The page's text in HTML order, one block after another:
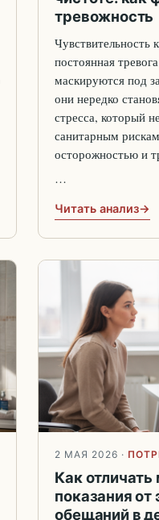
тревожность
Чувствительность
постоянная
маскируются под
они нередко
стресса, который
санитарным
осторожностью и
…
Читать анализ
2 МАЯ 2026 ·
Как
показания от
обещаний в